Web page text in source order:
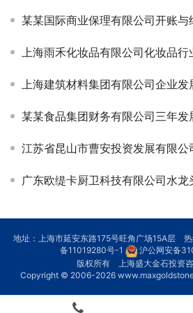
某某国际商业保理有限公司开账与结算平台
上海雨禾化妆品有限公司化妆品行业与
上海建筑材料集团有限公司企业发
某某食品集团财务有限公司三年发
江苏省昆山市曹安投资发展有限公司大上
广东欧缇卡厨卫科技有限公司水龙头
地址：上海市延安东路175号旺角广场15A层
备11019280号-1
沪公网安备
版权所有 上海盛大金石投资
Copyright © 2006-2026